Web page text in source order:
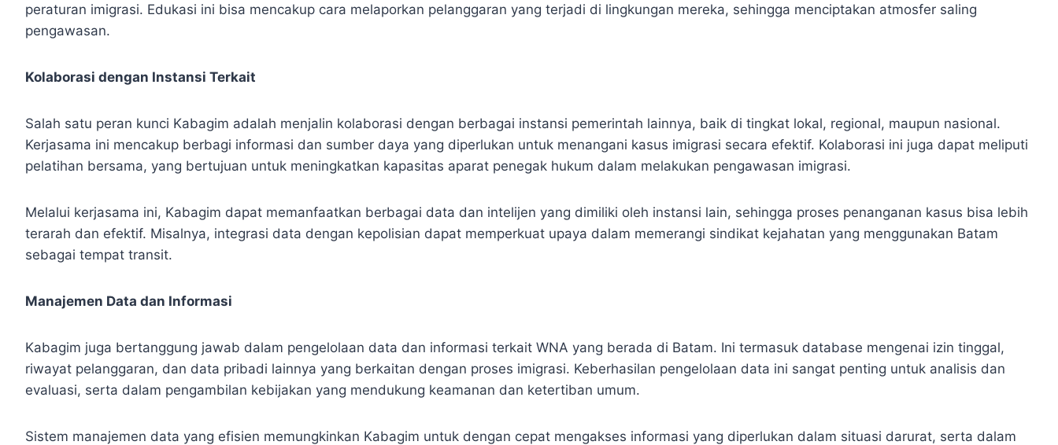
peraturan imigrasi. Edukasi ini bisa mencakup cara melaporkan pelanggaran yang terjadi di lingkungan mereka, sehingga menciptakan atmosfer saling
pengawasan.
Kolaborasi dengan Instansi Terkait
Salah satu peran kunci Kabagim adalah menjalin kolaborasi dengan berbagai instansi pemerintah lainnya, baik di tingkat lokal, regional, maupun nasional.
Kerjasama ini mencakup berbagi informasi dan sumber daya yang diperlukan untuk menangani kasus imigrasi secara efektif. Kolaborasi ini juga dapat meliputi
pelatihan bersama, yang bertujuan untuk meningkatkan kapasitas aparat penegak hukum dalam melakukan pengawasan imigrasi.
Melalui kerjasama ini, Kabagim dapat memanfaatkan berbagai data dan intelijen yang dimiliki oleh instansi lain, sehingga proses penanganan kasus bisa lebih
terarah dan efektif. Misalnya, integrasi data dengan kepolisian dapat memperkuat upaya dalam memerangi sindikat kejahatan yang menggunakan Batam
sebagai tempat transit.
Manajemen Data dan Informasi
Kabagim juga bertanggung jawab dalam pengelolaan data dan informasi terkait WNA yang berada di Batam. Ini termasuk database mengenai izin tinggal,
riwayat pelanggaran, dan data pribadi lainnya yang berkaitan dengan proses imigrasi. Keberhasilan pengelolaan data ini sangat penting untuk analisis dan
evaluasi, serta dalam pengambilan kebijakan yang mendukung keamanan dan ketertiban umum.
Sistem manajemen data yang efisien memungkinkan Kabagim untuk dengan cepat mengakses informasi yang diperlukan dalam situasi darurat, serta dalam